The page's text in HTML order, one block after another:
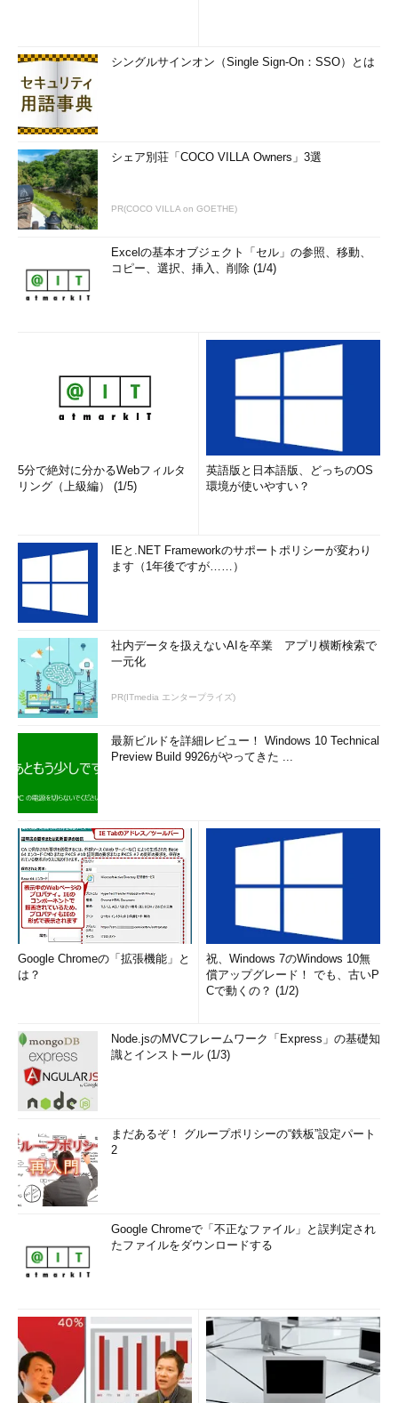
シングルサインオン（Single Sign-On：SSO）とは
シェア別荘「COCO VILLA Owners」3選
PR(COCO VILLA on GOETHE)
Excelの基本オブジェクト「セル」の参照、移動、
コピー、選択、挿入、削除 (1/4)
5分で絶対に分かるWebフィルタ
リング（上級編） (1/5)
英語版と日本語版、どっちのOS
環境が使いやすい？
IEと.NET Frameworkのサポートポリシーが変わり
ます（1年後ですが……）
社内データを扱えないAIを卒業 アプリ横断検索で
一元化
PR(ITmedia エンタープライズ)
最新ビルドを詳細レビュー！ Windows 10 Technical
Preview Build 9926がやってきた ...
Google Chromeの「拡張機能」と
は？
祝、Windows 7のWindows 10無
償アップグレード！ でも、古いP
Cで動くの？ (1/2)
Node.jsのMVCフレームワーク「Express」の基礎知
識とインストール (1/3)
まだあるぞ！ グループポリシーの“鉄板”設定パート
2
Google Chromeで「不正なファイル」と誤判定され
たファイルをダウンロードする